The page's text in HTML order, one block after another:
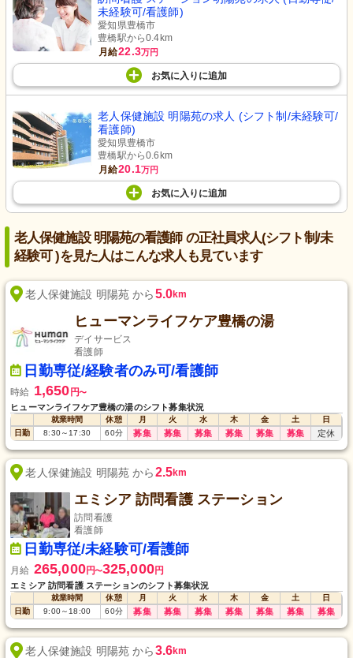
未経験可/看護師)
愛知県豊橋市
豊橋駅から0.4km
月給22.3万円
お気に入り に追加
老人保健施設 明陽苑の求人 (シフト制/未経験可/
看護師)
愛知県豊橋市
豊橋駅から0.6km
月給20.1万円
お気に入り に追加
老人保健施設 明陽苑の看護師 の正社員求人(シフト制/未
経験可 )を見た人はこんな求人も見ています
老人保健施設 明陽苑 から5.0km
ヒューマンライフケア豊橋の湯
デイサービス
看護師
日勤専従/経験者のみ可/看護師
時給 1,650 円〜
ヒューマンライフケア豊橋の湯のシフト募集状況
就業時間 休憩 月 火 水 木 金 土
日
日勤
8:30～17:30 60分 募集 募集 募集 募集 募集 募集 定休
老人保健施設 明陽苑 から2.5km
エミシア 訪問看護 ステーション
訪問看護
看護師
日勤専従/未経験可/看護師
月給 265,000円〜325,000円
エミシア 訪問看護 ステーションのシフト募集状況
就業時間 休憩 月 火 水 木 金 土
日
日勤
9:00～18:00 60分 募集 募集 募集 募集 募集 募集 募集
老人保健施設 明陽苑 から3.6km